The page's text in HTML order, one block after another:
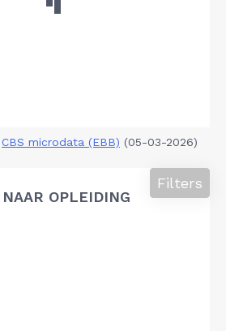
CBS microdata (EBB) (05-03-2026)
OPLEIDING
Filters